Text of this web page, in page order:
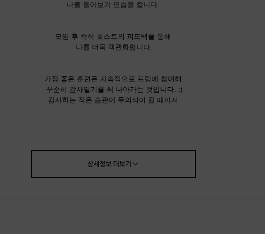
나를 돌아보기 연습을 합니다.
모임 후 즉석 호스트의 피드백을 통해
나를 더욱 객관화합니다.
가장 좋은 훈련은 지속적으로 프립에 참여해
꾸준히 감사일기를 써 나아가는 것입니다. :)
감사하는 작은 습관이 무의식이 될 때까지.
상세정보더보기